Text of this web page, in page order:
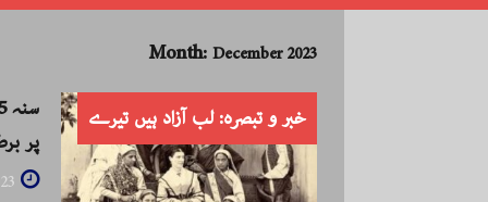
Month: December 2023
خبر و تبصرہ: لب آزاد ہیں تیرے
پر